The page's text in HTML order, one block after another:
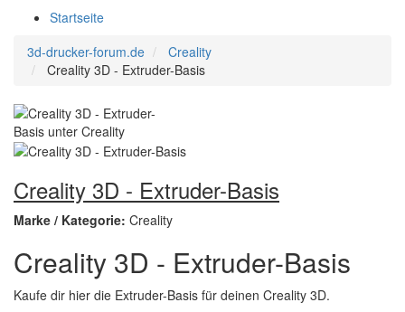
Startseite
3d-drucker-forum.de
Creality
Creality 3D - Extruder-Basis
Creality 3D - Extruder-Basis
Marke / Kategorie: Creality
Creality 3D - Extruder-Basis
Kaufe dir hier die Extruder-Basis für deinen Creality 3D.